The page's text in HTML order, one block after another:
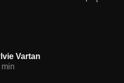
Vartan